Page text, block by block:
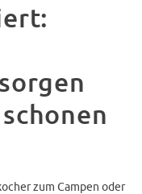
zum Campen oder